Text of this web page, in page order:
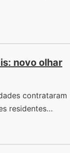
novo olhar
contrataram
residentes…